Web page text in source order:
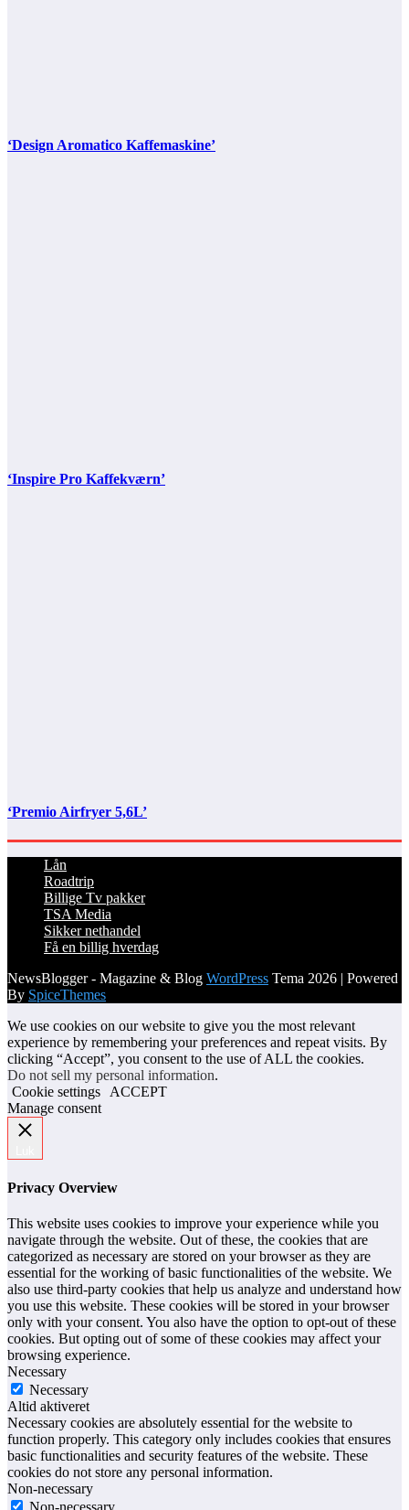
‘Design Aromatico Kaffemaskine’
‘Inspire Pro Kaffekværn’
‘Premio Airfryer 5,6L’
Lån
Roadtrip
Billige Tv pakker
TSA Media
Sikker nethandel
Få en billig hverdag
NewsBlogger - Magazine & Blog WordPress Tema 2026 | Powered
By SpiceThemes
We use cookies on our website to give you the most relevant
experience by remembering your preferences and repeat visits. By
clicking “Accept”, you consent to the use of ALL the cookies.
Do not sell my personal information.
Cookie settings
ACCEPT
Manage consent
Privacy Overview
This website uses cookies to improve your experience while you
navigate through the website. Out of these, the cookies that are
categorized as necessary are stored on your browser as they are
essential for the working of basic functionalities of the website. We
also use third-party cookies that help us analyze and understand how
you use this website. These cookies will be stored in your browser
only with your consent. You also have the option to opt-out of these
cookies. But opting out of some of these cookies may affect your
browsing experience.
Necessary
Necessary
Altid aktiveret
Necessary cookies are absolutely essential for the website to
function properly. This category only includes cookies that ensures
basic functionalities and security features of the website. These
cookies do not store any personal information.
Non-necessary
Non-necessary